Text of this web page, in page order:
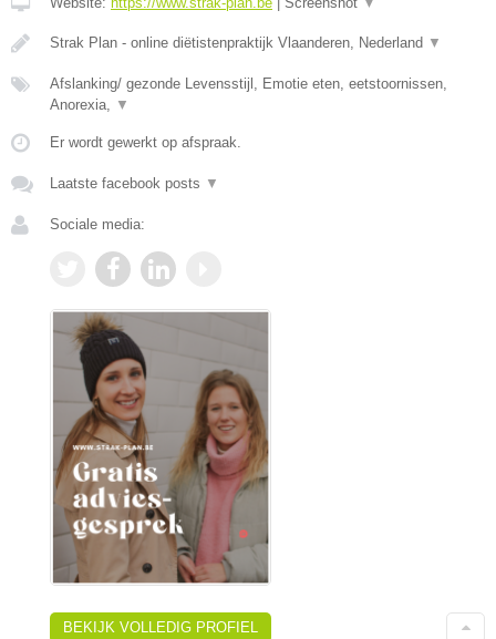
Strak Plan - online diëtistenpraktijk Vlaanderen, Nederland ▼
Afslanking/ gezonde Levensstijl, Emotie eten, eetstoornissen,
Anorexia, ▼
Er wordt gewerkt op afspraak.
Laatste facebook posts ▼
Sociale media:
BEKIJK VOLLEDIG PROFIEL